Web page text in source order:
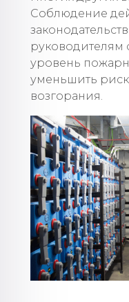
Соблюдение
руководителям
уровень
уменьшить
возгорания.